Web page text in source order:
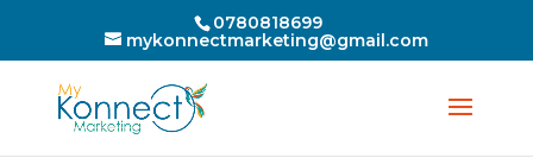
0780818699
mykonnectmarketing@gmail.com